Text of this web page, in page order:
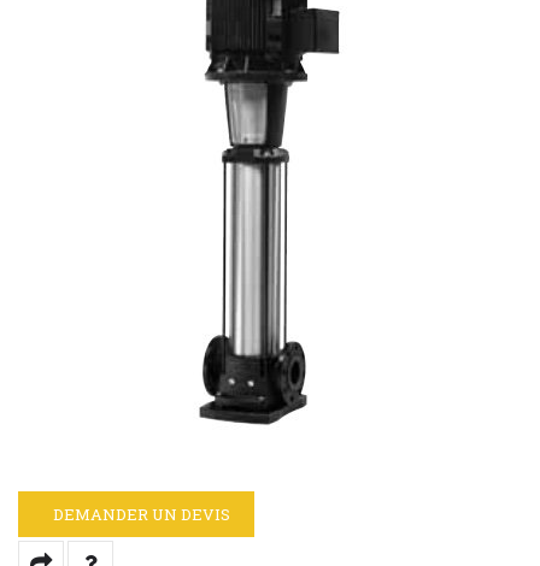
DEMANDER UN DEVIS